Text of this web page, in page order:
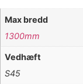
Max bredd
1300mm
Vedhæft
S45